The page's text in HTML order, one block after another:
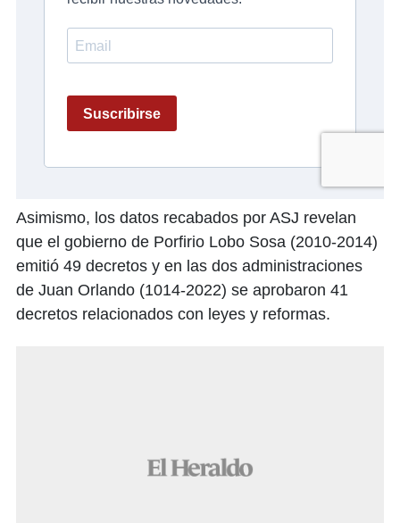
Asimismo, los datos recabados por ASJ revelan
que el gobierno de Porfirio Lobo Sosa (2010-2014)
emitió 49 decretos y en las dos administraciones
de Juan Orlando (1014-2022) se aprobaron 41
decretos relacionados con leyes y reformas.